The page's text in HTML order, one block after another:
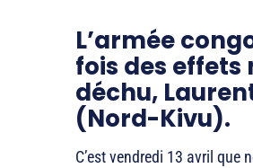
L’armée
fois des
déchu,
(Nord-Kivu).
C’est vendredi 13 avril que